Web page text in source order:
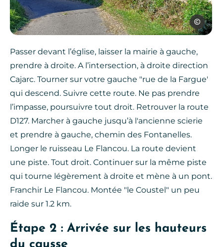
SPL
Passer devant l’église, laisser la mairie à gauche,
prendre à droite. A l’intersection, à droite direction
Cajarc. Tourner sur votre gauche "rue de la Fargue'
qui descend. Suivre cette route. Ne pas prendre
l’impasse, poursuivre tout droit. Retrouver la route
D127. Marcher à gauche jusqu’à l'ancienne scierie
et prendre à gauche, chemin des Fontanelles.
Longer le ruisseau Le Flancou. La route devient
une piste. Tout droit. Continuer sur la même piste
qui tourne légèrement à droite et mène à un pont.
Franchir Le Flancou. Montée "le Coustel" un peu
raide sur 1.2 km.
Étape 2 : Arrivée sur les hauteurs
du causse